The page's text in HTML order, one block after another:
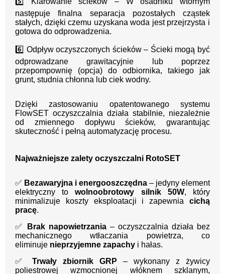
następuje finalna separacja pozostałych cząstek
stałych, dzięki czemu uzyskana woda jest przejrzysta i
gotowa do odprowadzenia.
6️⃣ Odpływ oczyszczonych ścieków – Ścieki mogą być
odprowadzane grawitacyjnie lub poprzez
przepompownię (opcja) do odbiornika, takiego jak
grunt, studnia chłonna lub ciek wodny.
Dzięki zastosowaniu opatentowanego systemu
FlowSET oczyszczalnia działa stabilnie, niezależnie
od zmiennego dopływu ścieków, gwarantując
skuteczność i pełną automatyzację procesu.
Najważniejsze zalety oczyszczalni RotoSET
✅ Bezawaryjna i energooszczędna – jedyny element
elektryczny towolnoobrotowy silnik 50W, który
minimalizuje koszty eksploatacji i zapewnia cichą
pracę.
✅
Brak napowietrzania – oczyszczalnia działa bez
mechanicznego wtłaczania powietrza, co
eliminuje nieprzyjemne zapachy i hałas.
✅ Trwały zbiornik GRP – wykonany z żywicy
poliestrowej wzmocnionej włóknem szklanym,